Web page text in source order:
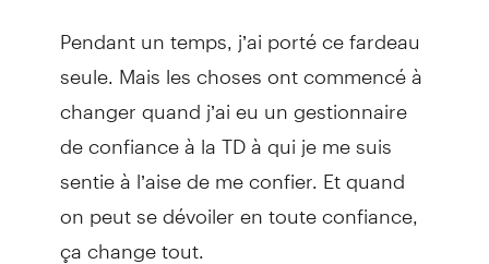
Pendant un temps, j’ai porté ce fardeau
seule. Mais les choses ont commencé à
changer quand j’ai eu un gestionnaire
de confiance à la TD à qui je me suis
sentie à l’aise de me confier. Et quand
on peut se dévoiler en toute confiance,
ça change tout.